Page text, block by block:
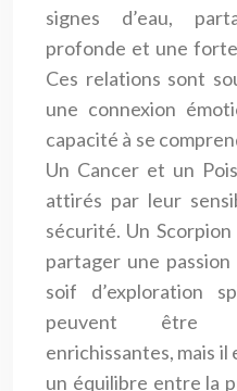
signes d’eau,
profonde et une
Ces relations sont
une connexion
capacité à se
Un Cancer et un
attirés par leur
sécurité. Un
partager une
soif d’exploration
peuvent être
enrichissantes, mais
un équilibre entre la